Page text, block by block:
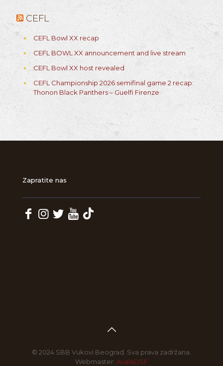
CEFL
CEFL Bowl XX recap
CEFL BOWL XX announcement and live stream
CEFL Bowl XX host revealed
CEFL Championship 2026 semifinal game 2 recap:
Thonon Black Panthers – Guelfi Firenze
Zapratite nas
© 2024 SBB Vukovi Beograd. Sva prava zadržana.
Webmaster: AvalaDSF